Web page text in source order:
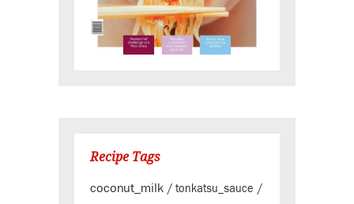
Recipe Tags
coconut_milk / tonkatsu_sauce /